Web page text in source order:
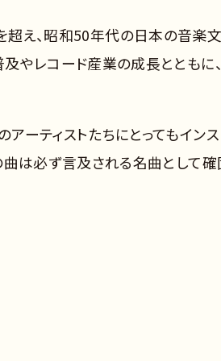
超え、昭和50年代の日本の音楽
やレコード産業の成長とともに
ーティストたちにとってもイン
曲は必ず言及される名曲として確